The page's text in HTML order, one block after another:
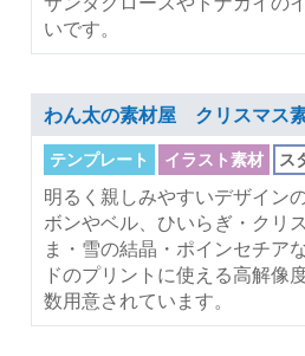
いです。
わん太の素材屋 クリスマス
テンプレート イラスト素材 ス
明るく親しみやすいデザイン
ボンやベル、ひいらぎ・クリ
ま・雪の結晶・ポインセチア
ドのプリントに使える高解像
数用意されています。